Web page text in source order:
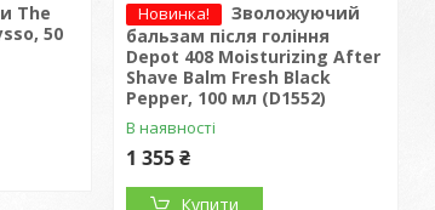
The
50
Новинка!
Зволожуючий
бальзам після гоління
Depot 408 Moisturizing After
Shave Balm Fresh Black
Pepper, 100 мл (D1552)
В наявності
1 355 ₴
Купити